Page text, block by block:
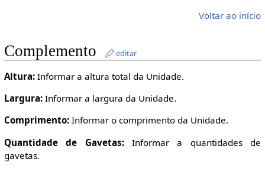
Voltar ao início
Complemento editar
Altura:Informar a altura total da Unidade.
Largura:Informar a largura da Unidade.
Comprimento:Informar o comprimento da Unidade.
Quantidade de Gavetas:Informar a quantidades de
gavetas.